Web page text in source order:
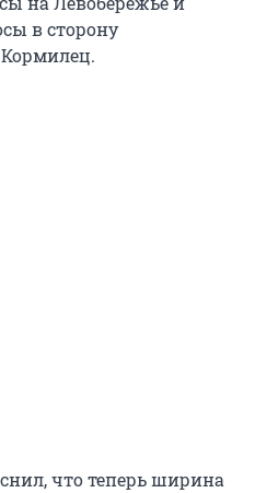
в сторону
что теперь ширина